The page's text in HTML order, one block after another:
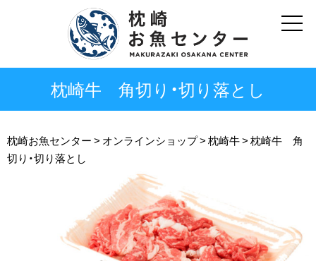
枕崎牛 角切り・切り落とし
枕崎お魚センター> オンラインショップ >枕崎牛>枕崎牛 角
切り・切り落とし